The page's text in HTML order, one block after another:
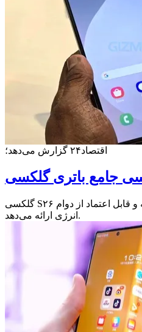
اقتصاد۲۴ گزارش می‌دهد؛
گلکسی S۲۶ اولترا تنها با افزایش ظرفیت باتری، رضایت کاربر را جلب نکرده است، بلکه با تلفیق هوش مصنوعی، بهینه‌سازی سیستمی و فناوری‌های شارژ پیشرفته، تجربه‌ای یکپارچه و قابل اعتماد از دوام
انرژی ارائه می‌دهد.